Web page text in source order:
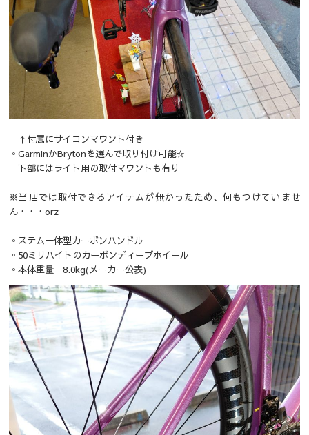
↑付属にサイコンマウント付き
◦GarminかBrytonを選んで取り付け可能☆
下部にはライト用の取付マウントも有り
※当店では取付できるアイテムが無かったため、何もつけていませ
ん・・・orz
◦ステム一体型カーボンハンドル
◦50ミリハイトのカーボンディープホイール
◦本体重量 8.0kg(メーカー公表)